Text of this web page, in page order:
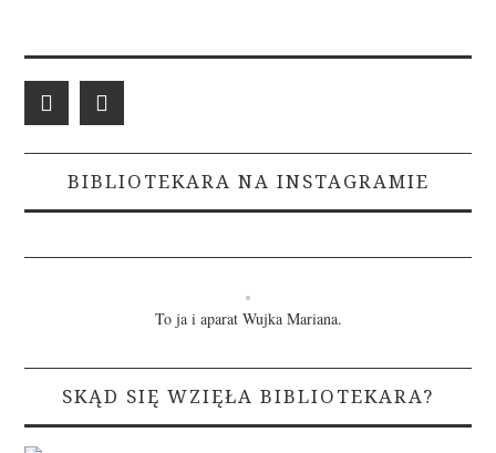
BIBLIOTEKARA NA INSTAGRAMIE
To ja i aparat Wujka Mariana.
SKĄD SIĘ WZIĘŁA BIBLIOTEKARA?